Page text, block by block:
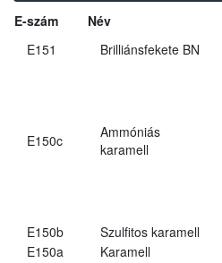
E-szám Név
E151
Brilliánsfekete BN
E150c
Ammóniás
karamell
E150b
Szulfitos karamell
E150a
Karamell